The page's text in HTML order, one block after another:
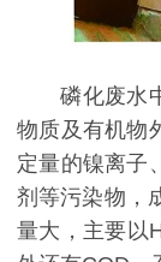
磷化废水
物质及有机物
定量的镍离子
剂等污染物，
量大，主要以